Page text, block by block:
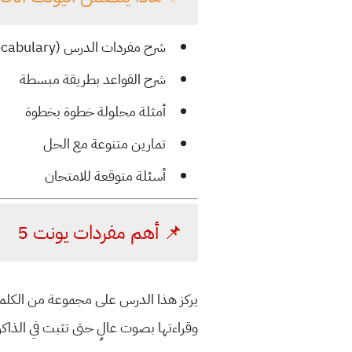
شرح مفردات الدرس (Vocabulary)
شرح القواعد بطريقة مبسطة
أمثلة محلولة خطوة بخطوة
تمارين متنوعة مع الحل
أسئلة متوقعة للامتحان
📌 أهم مفردات يونت 5
وقراءتها بصوت عالٍ حتى تثبت في